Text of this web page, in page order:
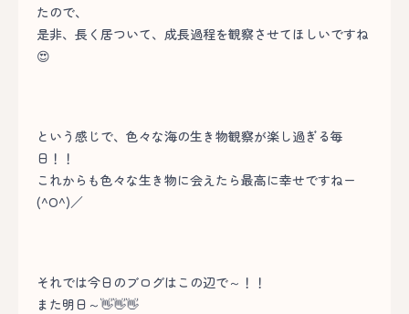
たので、
是非、長く居ついて、成長過程を観察させてほしいですね
😍
という感じで、色々な海の生き物観察が楽し過ぎる毎
日！！
これからも色々な生き物に会えたら最高に幸せですねー
(^O^)／
それでは今日のブログはこの辺で～！！
また明日～👋👋👋